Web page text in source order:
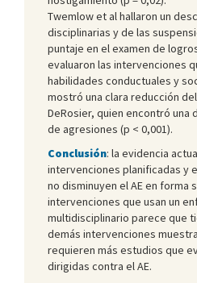
Twemlow et al hallaron un
disciplinarias y de las
puntaje en el examen de
evaluaron las intervenciones
habilidades conductuales y
mostró una clara reducción
DeRosier, quien encontró una
de agresiones (p < 0,001).
Conclusión: la evidencia
intervenciones planificadas y
no disminuyen el AE en forma
intervenciones que usan un
multidisciplinario parece que
demás intervenciones
requieren más estudios que
dirigidas contra el AE.